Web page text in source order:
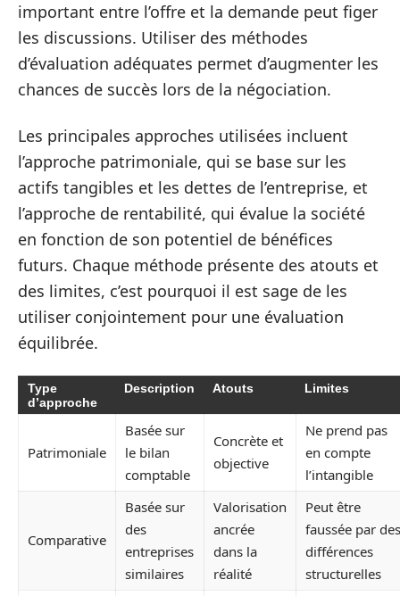
important entre l’offre et la demande peut figer
les discussions. Utiliser des méthodes
d’évaluation adéquates permet d’augmenter les
chances de succès lors de la négociation.
Les principales approches utilisées incluent
l’approche patrimoniale, qui se base sur les
actifs tangibles et les dettes de l’entreprise, et
l’approche de rentabilité, qui évalue la société
en fonction de son potentiel de bénéfices
futurs. Chaque méthode présente des atouts et
des limites, c’est pourquoi il est sage de les
utiliser conjointement pour une évaluation
équilibrée.
Type
d’approche
Description Atouts Limites
Patrimoniale
Basée sur
le bilan
comptable
Concrète et
objective
Ne prend pas
en compte
l’intangible
Comparative
Basée sur
des
entreprises
similaires
Valorisation
ancrée
dans la
réalité
Peut être
faussée par des
différences
structurelles